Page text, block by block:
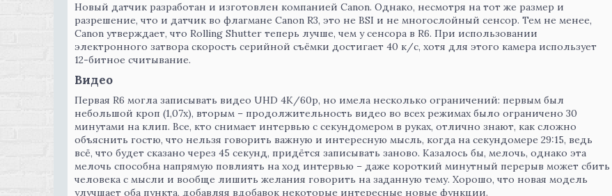
Новый датчик разработан и изготовлен компанией Canon. Однако, несмотря на тот же размер и
разрешение, что и датчик во флагмане Canon R3, это не BSI и не многослойный сенсор. Тем не менее,
Canon утверждает, что Rolling Shutter теперь лучше, чем у сенсора в R6. При использовании
электронного затвора скорость серийной съёмки достигает 40 к/с, хотя для этого камера использует
12-битное считывание.
Видео
Первая R6 могла записывать видео UHD 4K/60p, но имела несколько ограничений: первым был
небольшой кроп (1,07x), вторым – продолжительность видео во всех режимах было ограничено 30
минутами на клип. Все, кто снимает интервью с секундомером в руках, отлично знают, как сложно
объяснить гостю, что нельзя говорить важную и интересную мысль, когда на секундомере 29:15, ведь
всё, что будет сказано через 45 секунд, придётся записывать заново. Казалось бы, мелочь, однако эта
мелочь способна напрямую повлиять на ход интервью – даже короткий минутный перерыв может сбить
человека с мысли и вообще лишить желания говорить на заданную тему. Хорошо, что новая модель
улучшает оба пункта, добавляя вдобавок некоторые интересные новые функции.